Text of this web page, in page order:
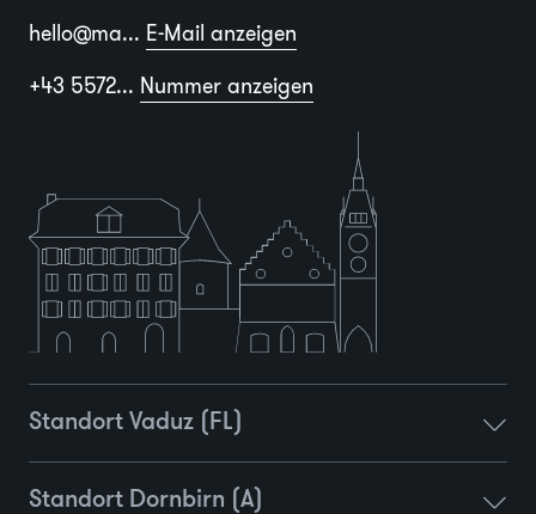
hello@ma... E-Mail anzeigen
+43 5572... Nummer anzeigen
Standort Vaduz (FL)
Standort Dornbirn (A)